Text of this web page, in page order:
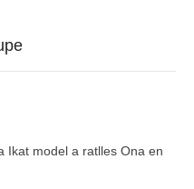
Ikat model a ratlles Ona en